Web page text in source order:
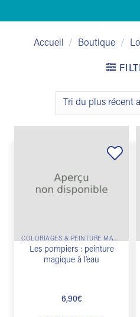
Accueil / Boutique /
souhaits
COLORIAGES & PEINTURE MAGIQUE
Les pompiers : peinture
magique à l’eau
6,90€